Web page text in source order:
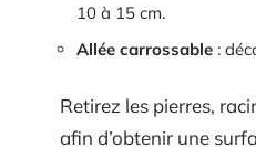
10 à 15 cm.
Allée carrossable :
Retirez les pierres,
afin d’obtenir une